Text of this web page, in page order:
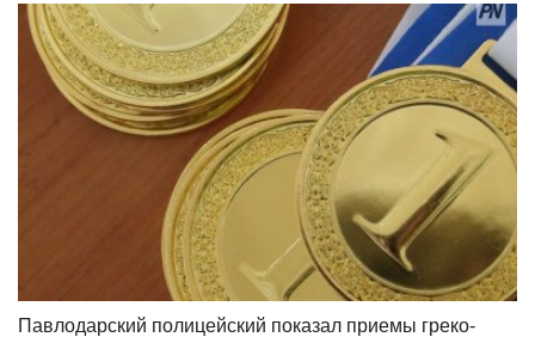
Павлодарский полицейский показал приемы греко-